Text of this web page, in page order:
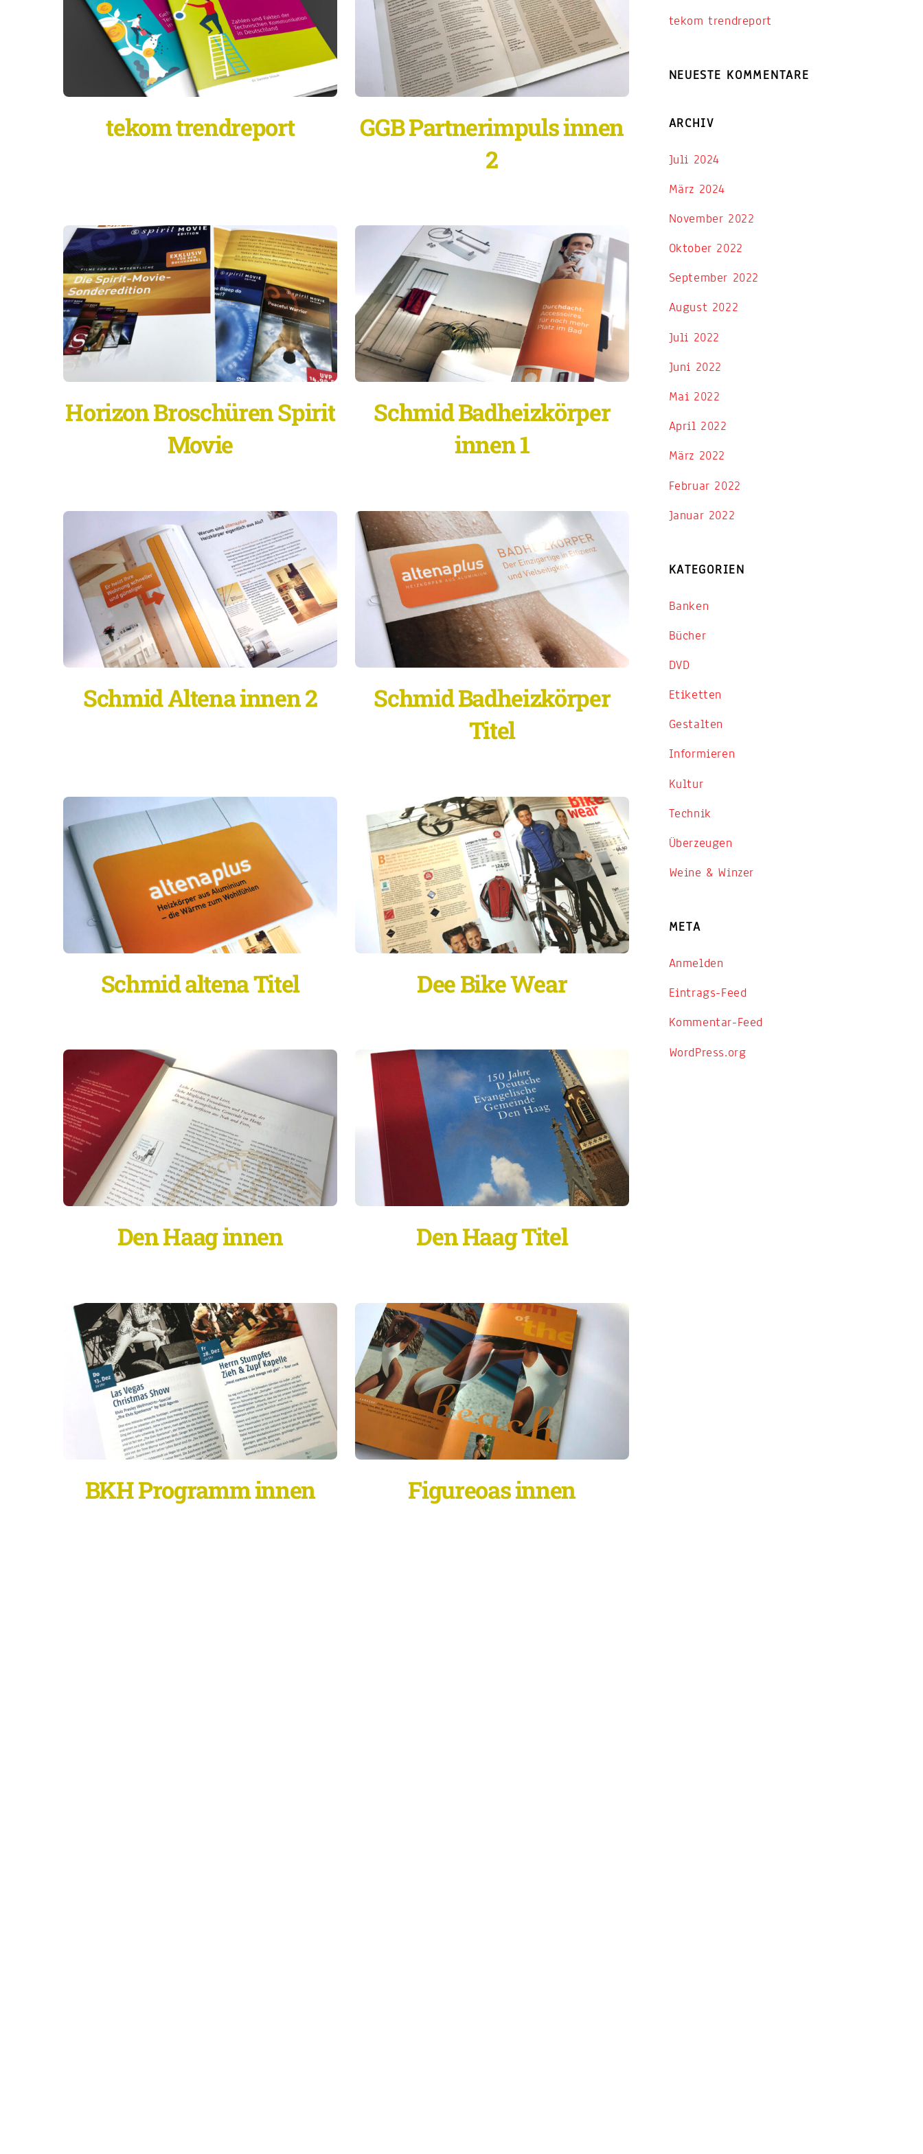
tekom trendreport
GGB Partnerimpuls innen
2
Horizon Broschüren Spirit
Movie
Schmid Badheizkörper
innen 1
Schmid Altena innen 2
Schmid Badheizkörper
Titel
Schmid altena Titel Dee Bike Wear
Den Haag innen Den Haag Titel
BKH Programm innen Figureoas innen
tekom trendreport
NEUESTE KOMMENTARE
ARCHIV
Juli 2024
März 2024
November 2022
Oktober 2022
September 2022
August 2022
Juli 2022
Juni 2022
Mai 2022
April 2022
März 2022
Februar 2022
Januar 2022
KATEGORIEN
Banken
Bücher
DVD
Etiketten
Gestalten
Informieren
Kultur
Technik
Überzeugen
Weine & Winzer
META
Anmelden
Eintrags-Feed
Kommentar-Feed
WordPress.org